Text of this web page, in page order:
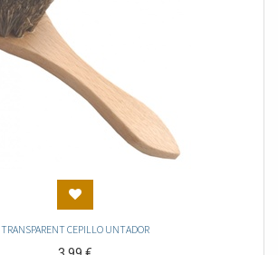
TRANSPARENT CEPILLO UNTADOR